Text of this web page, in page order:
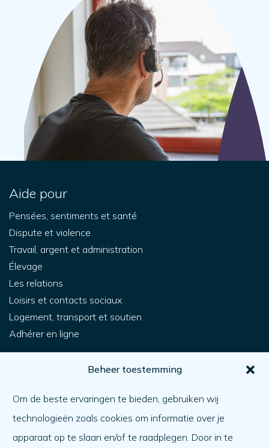
Beheer toestemming
Om de beste ervaringen te bieden, gebruiken wij
technologieën zoals cookies om informatie over je
apparaat op te slaan en/of te raadplegen. Door in te
Aide pour
Pensées, sentiments et santé
Dispute et violence
Travail, argent et administration
Élevage
Les relations
Loisirs et contacts sociaux
Logement, transport et soutien
Adhérer en ligne
Quoi de neuf ?
Ordre du jour